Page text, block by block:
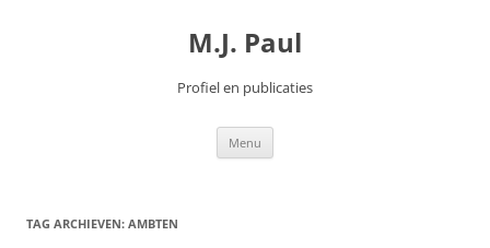
M.J. Paul
Profiel en publicaties
Menu
TAG ARCHIEVEN: AMBTEN